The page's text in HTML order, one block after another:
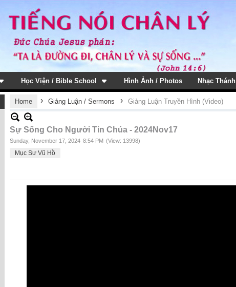
Học Viện / Bible School Hình Ảnh / Photos Nhạc Thánh
Home › Giảng Luận / Sermons › Giảng Luận Truyền Hình (Video)
Sự Sống Cho Người Tin Chúa - 2024Nov17
Sunday, November 17, 2024 8:54 PM (View: 13998)
Mục Sư Vũ Hồ